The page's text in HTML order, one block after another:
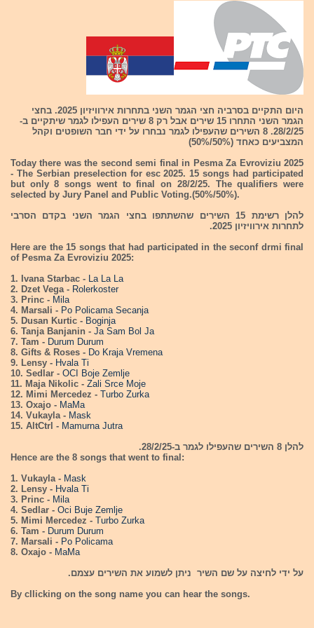
היום התקיים בסרביה חצי הגמר השני בתחרות אירוויזיון 2025. בחצי
הגמר השני התחרו 15 שירים אבל רק 8 שירים העפילו לגמר שיתקיים ב-
28/2/25. 8 השירים שהעפילו לגמר נבחרו על ידי חבר השופטים וקהל
המצביעים כאחד (50%/50%)
Today there was the second semi final in Pesma Za Evroviziu 2025
- The Serbian preselection for esc 2025. 15 songs had participated
but only 8 songs went to final on 28/2/25. The qualifiers were
selected by Jury Panel and Public Voting.(50%/50%).
להלן רשימת 15 השירים שהשתתפו בחצי הגמר השני בקדם הסרבי
לתחרות אירוויזיון 2025.
Here are the 15 songs that had participated in the seconf drmi final
of Pesma Za Evroviziu 2025:
1. Ivana Starbac - La La La
2. Dzet Vega - Rolerkoster
3. Princ - Mila
4. Marsali - Po Policama Secanja
5. Dusan Kurtic - Boginja
6. Tanja Banjanin - Ja Sam Bol Ja
7. Tam - Durum Durum
8. Gifts & Roses - Do Kraja Vremena
9. Lensy - Hvala Ti
10. Sedlar - OCI Boje Zemlje
11. Maja Nikolic - Zali Srce Moje
12. Mimi Mercedez - Turbo Zurka
13. Oxajo - MaMa
14. Vukayla - Mask
15. AltCtrl - Mamurna Jutra
להלן 8 השירים שהעפילו לגמר ב-28/2/25.
Hence are the 8 songs that went to final:
1. Vukayla - Mask
2. Lensy - Hvala Ti
3. Princ - Mila
4. Sedlar - Oci Buje Zemlje
5. Mimi Mercedez - Turbo Zurka
6. Tam - Durum Durum
7. Marsali - Po Policama
8. Oxajo - MaMa
על ידי לחיצה על שם השיר ניתן לשמוע את השירים עצמם.
By cllicking on the song name you can hear the songs.